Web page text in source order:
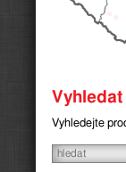
Vyhledejte